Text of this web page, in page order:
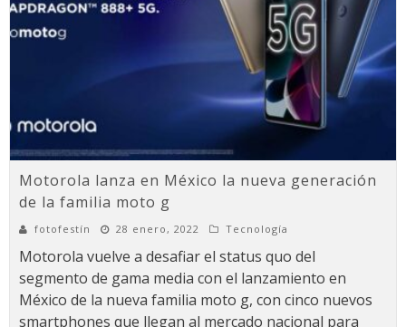
Motorola lanza en México la nueva generación
de la familia moto g
fotofestín 28 enero, 2022 Tecnología
Motorola vuelve a desafiar el status quo del
segmento de gama media con el lanzamiento en
México de la nueva familia moto g, con cinco nuevos
smartphones que llegan al mercado nacional para